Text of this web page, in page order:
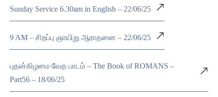
Sunday Service 6.30am in English – 22/06/25
9 AM – சிறப்பு ஞாயிறு ஆராதனை – 22/06/25
புதன்கிழமை வேத பாடம் – The Book of ROMANS –
Part56 – 18/06/25